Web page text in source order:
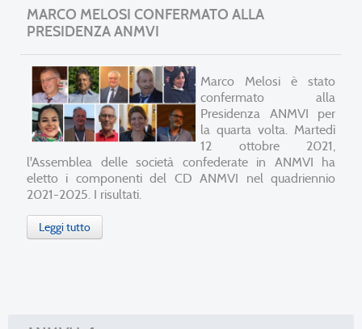
MARCO MELOSI CONFERMATO ALLA
PRESIDENZA ANMVI
Marco Melosi è stato
confermato alla
Presidenza ANMVI per
la quarta volta. Martedì
12 ottobre 2021,
l'Assemblea delle società confederate in ANMVI ha
eletto i componenti del CD ANMVI nel quadriennio
2021-2025. I risultati.
Leggi tutto